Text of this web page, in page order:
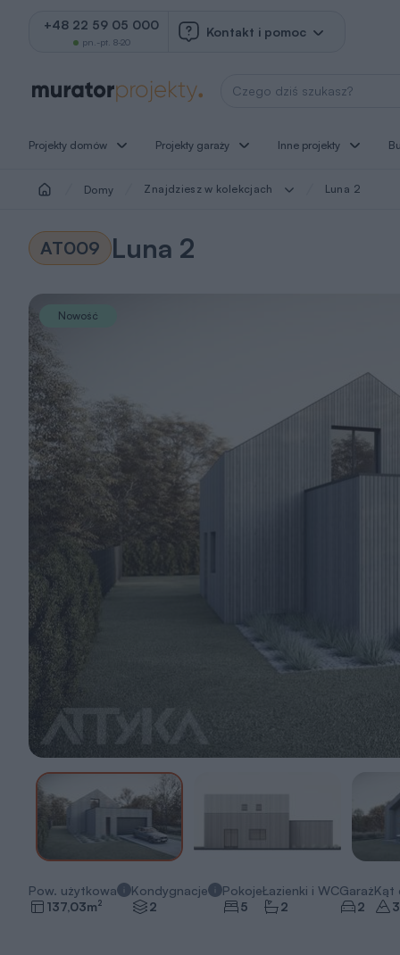
+48 22 59 05 000
pn.-pt. 8-20
Kontakt i pomoc
Wyszukaj projekt
Projekty domów Projekty garaży Inne projekty
Domy Znajdziesz w kolekcjach Luna 2
AT009 Luna 2
Nowość
Pow. użytkowa
137,03m2
Kondygnacje
2
Pokoje
5
Łazienki i WC
2
Garaż
2
Kąt